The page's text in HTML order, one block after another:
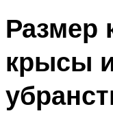
Размер
крысы